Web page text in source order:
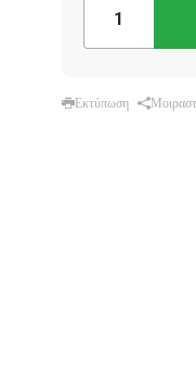
Εκτύπωση